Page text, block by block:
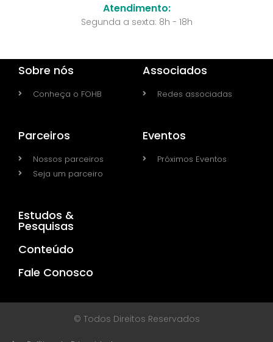
Atendimento:
Segunda a sexta: 8h - 18h
Sobre nós
Conheça o FOHB
Associados
Redes associadas
Parceiros
Nossos parceiros
Seja um parceiro
Eventos
Próximos Eventos
Estudos &
Pesquisas
Conteúdo
Fale Conosco
© Todos Direitos Reservados